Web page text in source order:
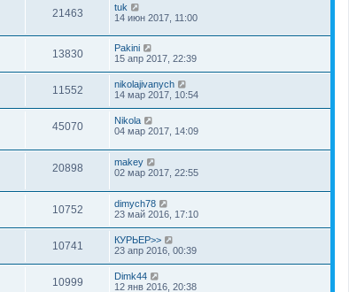
21463
tuk
14 июн 2017, 11:00
13830
Pakini
15 апр 2017, 22:39
11552
nikolajivanych
14 мар 2017, 10:54
45070
Nikola
04 мар 2017, 14:09
20898
makey
02 мар 2017, 22:55
10752
dimych78
23 май 2016, 17:10
10741
КУРЬЕР>>
23 апр 2016, 00:39
10999
Dimk44
12 янв 2016, 20:38